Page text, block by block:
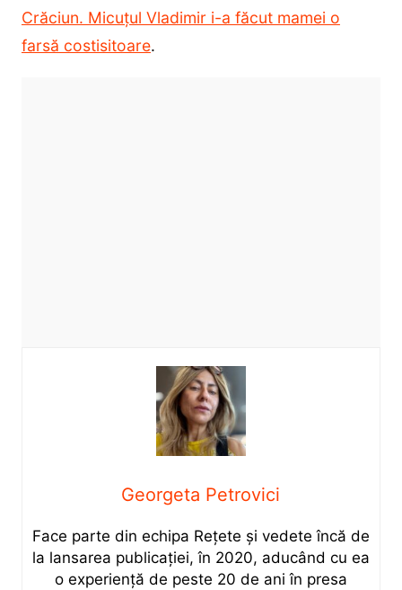
Crăciun. Micuțul Vladimir i-a făcut mamei o
farsă costisitoare.
Georgeta Petrovici
Face parte din echipa Rețete și vedete încă de
la lansarea publicației, în 2020, aducând cu ea
o experiență de peste 20 de ani în presa